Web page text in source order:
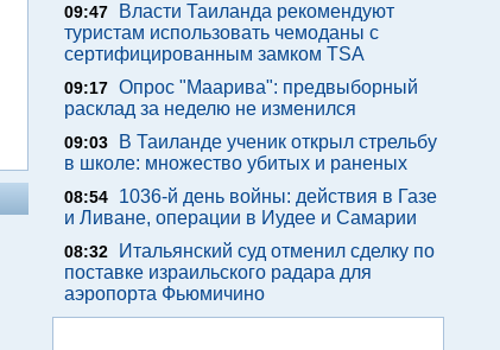
09:47
Власти Таиланда рекомендуют
туристам использовать чемоданы с
сертифицированным замком TSA
09:17 Опрос "Mаарива": предвыборный
расклад за неделю не изменился
09:03
В Таиланде ученик открыл стрельбу
в школе: множество убитых и раненых
08:54
1036-й день войны: действия в Газе
и Ливане, операции в Иудее и Самарии
08:32
Итальянский суд отменил сделку по
поставке израильского радара для
аэропорта Фьюмичино